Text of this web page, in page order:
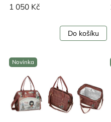
1 050 Kč
Do košíku
Novinka